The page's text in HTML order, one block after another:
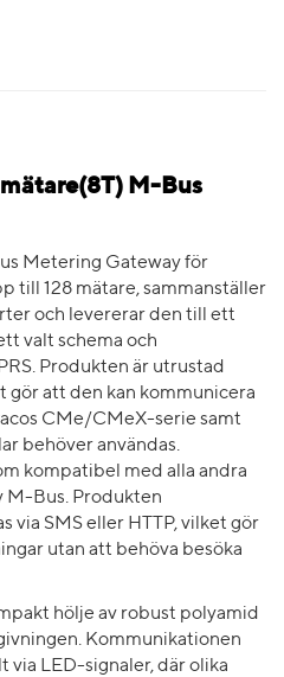
M-Bus
Metering Gateway för
till 128 mätare, sammanställer
och levererar den till ett
valt schema och
Produkten är utrustad
att den kan kommunicera
CMe/CMeX-serie samt
behöver användas.
kompatibel med alla andra
M-Bus. Produkten
via SMS eller HTTP, vilket gör
utan att behöva besöka
hölje av robust polyamid
Kommunikationen
via LED-signaler, där olika